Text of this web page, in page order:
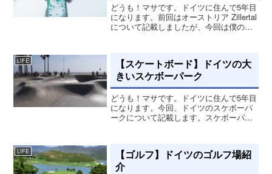
どうも！マサです。ドイツに住んで5年目
になります。前回はオーストリア Zillertal
について記載しましたが、今回は僕のお
ー...
LIFE
【スケートボード】ドイツの大
きいスケボーパーク
どうも！マサです。ドイツに住んで5年目
になります。今回、ドイツのスケボーパ
ークについて記載します。スケボーパー
いパー...
LIFE
【ゴルフ】ドイツのゴルフ場紹
介